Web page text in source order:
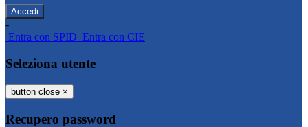
-
Entra con SPID Entra con CIE
Seleziona utente
button close ×
Recupero password